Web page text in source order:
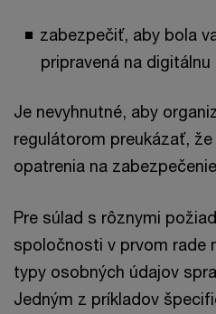
zabezpečiť, aby bola
pripravená na digitálnu
Je nevyhnutné, aby
regulátorom preukázať,
opatrenia na
Pre súlad s rôznymi
spoločnosti v prvom rade
typy osobných údajov
Jedným z príkladov